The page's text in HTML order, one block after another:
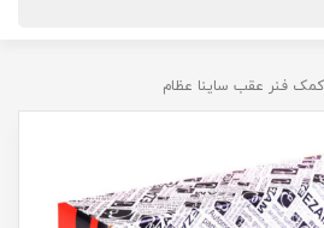
کمک فنر عقب ساینا عظام